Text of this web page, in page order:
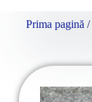
Prima pagină /